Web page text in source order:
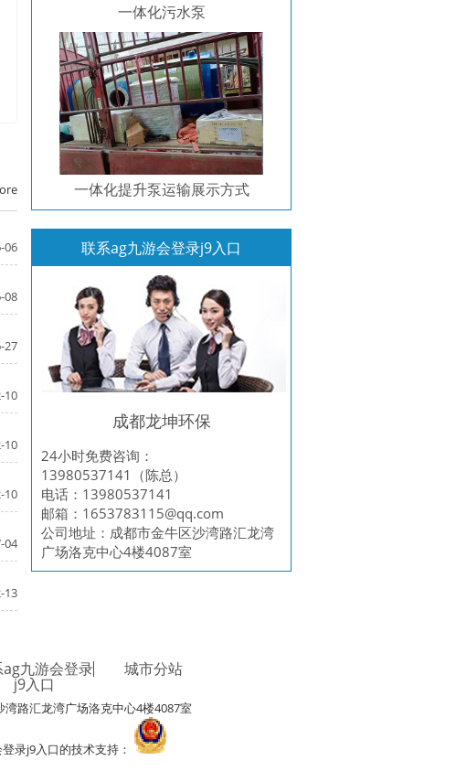
06
08
27
10
10
10
04
13
一体化污水泵
一体化提升泵运输展示方式
联系ag九游会登录j9入口
成都龙坤环保
24小时免费咨询：
13980537141（陈总）
电话：13980537141
邮箱： 1653783115@qq.com
公司地址：成都市金牛区沙湾路汇龙湾
广场洛克中心4楼4087室
九游会登录
j9入口
城市分站
路汇龙湾广场洛克中心4楼4087室
录j9入口的技术支持：